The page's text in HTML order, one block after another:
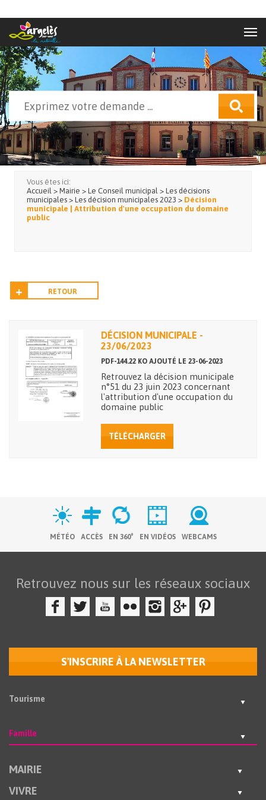
Formulaire de recherche
Vous êtes ici:
Accueil > Mairie > Le Conseil municipal > Les décisions
municipales > Les décision municipales 2023 > Décision
municipale | Attribution d'une occupation du domaine
public
RETOUR
DÉCISION MUNICIPALE -
23/06/2023
PDF-144.22 KO AJOUTÉ LE 23-06-2023
Retrouvez la décision municipale
n°51 du 23 juin 2023 concernant
l'attribution d'une occupation du
domaine public
TÉLÉCHARGER
MÉTÉO ACCÈS EN 360° EN VIDÉOS WEBCAMS
Retrouvez nous sur les réseaux sociaux
S'INSCRIRE À LA NEWSLETTER
Tourisme
Famille
MAIRIE
VIVRE